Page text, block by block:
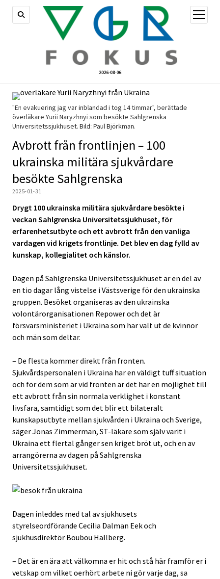
2026-08-06
öppna
meny
"En evakuering jag var inblandad i tog 14 timmar", berättade
överläkare Yurii Naryzhnyi som besökte Sahlgrenska
Universitetssjukhuset. Bild: Paul Björkman.
Avbrott från frontlinjen – 100
ukrainska militära sjukvårdare
besökte Sahlgrenska
2025-01-31
Drygt 100 ukrainska militära sjukvårdare besökte i
veckan Sahlgrenska Universitetssjukhuset, för
erfarenhetsutbyte och ett avbrott från den vanliga
vardagen vid krigets frontlinje. Det blev en dag fylld av
kunskap, kollegialitet och känslor.
Dagen på Sahlgrenska Universitetssjukhuset är en del av
en tio dagar lång vistelse i Västsverige för den ukrainska
gruppen. Besöket organiseras av den ukrainska
volontärorganisationen Repower och det är
försvarsministeriet i Ukraina som har valt ut de kvinnor
och män som deltar.
– De flesta kommer direkt från fronten.
Sjukvårdspersonalen i Ukraina har en väldigt tuff situation
och för dem som är vid fronten är det här en möjlighet till
ett avbrott från sin normala verklighet i konstant
livsfara, samtidigt som det blir ett bilateralt
kunskapsutbyte mellan sjukvården i Ukraina och Sverige,
säger Jonas Zimmerman, ST-läkare som själv varit i
Ukraina ett flertal gånger sen kriget bröt ut, och en av
arrangörerna av dagen på Sahlgrenska
Universitetssjukhuset.
Dagen inleddes med tal av sjukhusets
styrelseordförande Cecilia Dalman Eek och
sjukhusdirektör Boubou Hallberg.
– Det är en ära att välkomna er hit och stå här framför er i
vetskap om vilket oerhört arbete ni gör varje dag, sa